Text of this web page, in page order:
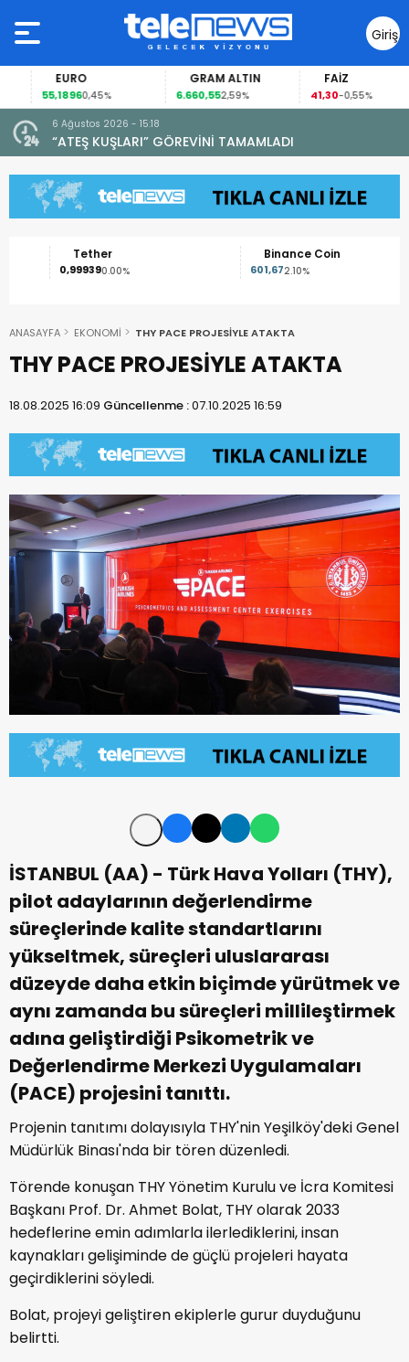
Giriş
Yap
EURO
55,18960,45%
GRAM ALTIN
6.660,552,59% -0,55%
6 Ağustos 2026 - 15:18
“ATEŞ KUŞLARI” GÖREVİNİ TAMAMLADI
Tether
0,999390.00%
Binance Coin
601,67 2.10%
ANASAYFA EKONOMİ THY PACE PROJESİYLE ATAKTA
THY PACE PROJESİYLE ATAKTA
18.08.2025 16:09 Güncellenme :07.10.2025 16:59
İSTANBUL (AA) - Türk Hava Yolları (THY),
pilot adaylarının değerlendirme
süreçlerinde kalite standartlarını
yükseltmek, süreçleri uluslararası
düzeyde daha etkin biçimde yürütmek ve
aynı zamanda bu süreçleri millileştirmek
adına geliştirdiği Psikometrik ve
Değerlendirme Merkezi Uygulamaları
(PACE) projesini tanıttı.
Projenin tanıtımı dolayısıyla THY'nin Yeşilköy'deki Genel
Müdürlük Binası'nda bir tören düzenledi.
Törende konuşan THY Yönetim Kurulu ve İcra Komitesi
Başkanı Prof. Dr. Ahmet Bolat, THY olarak 2033
hedeflerine emin adımlarla ilerlediklerini, insan
kaynakları gelişiminde de güçlü projeleri hayata
geçirdiklerini söyledi.
Bolat, projeyi geliştiren ekiplerle gurur duyduğunu
belirtti.